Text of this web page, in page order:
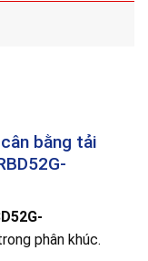
bằng tải
phân khúc.